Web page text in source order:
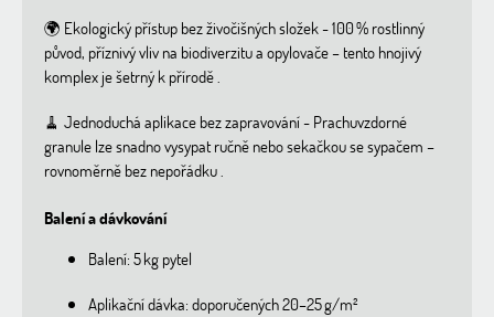
🌍 Ekologický přístup bez živočišných složek -100 % rostlinný
původ, příznivý vliv na biodiverzitu a opylovače – tento hnojivý
komplex je šetrný k přírodě.
🧹 Jednoduchá aplikace bez zapravování - Prachuvzdorné
granule lze snadno vysypat ručně nebo sekačkou se sypačem –
rovnoměrně bez nepořádku.
Balení a dávkování
Balení: 5 kg pytel
Aplikační dávka: doporučených 20–25 g/m²